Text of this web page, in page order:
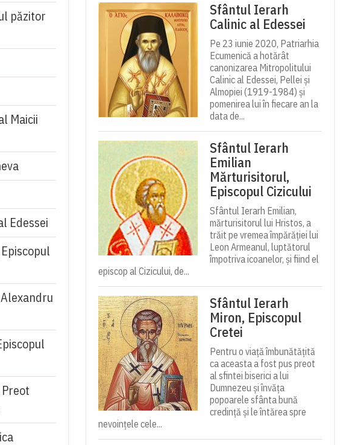
păzitor
Maicii
Edessei
Sfântul Ierarh
Calinic al Edessei
Pe 23 iunie 2020, Patriarhia
Ecumenică a hotărât
canonizarea Mitropolitului
Calinic al Edessei, Pellei și
Almopiei (1919-1984) și
pomenirea lui în fiecare an la
data de...
Sfântul Ierarh
Emilian
Mărturisitorul,
Episcopul Cizicului
Sfântul Ierarh Emilian,
mărturisitorul lui Hristos, a
trăit pe vremea împărăției lui
Leon Armeanul, luptătorul
împotriva icoanelor, și fiind el
episcop al Cizicului, de...
Sfântul Ierarh
Miron, Episcopul
Cretei
Pentru o viață îmbunătățită
ca aceasta a fost pus preot
al sfintei biserici a lui
Dumnezeu și învăța
popoarele sfânta bună
credință și le întărea spre
nevoințele cele...